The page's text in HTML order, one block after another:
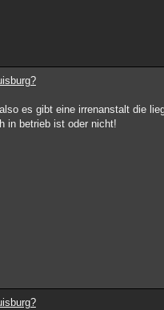
es gibt eine irrenanstalt die
in betrieb ist oder nicht!